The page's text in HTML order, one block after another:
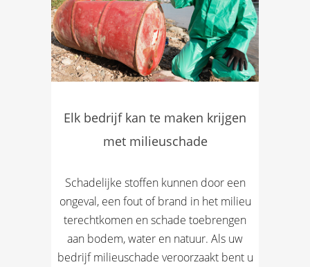
Elk bedrijf kan te maken krijgen
met milieuschade
Schadelijke stoffen kunnen door een
ongeval, een fout of brand in het milieu
terechtkomen en schade toebrengen
aan bodem, water en natuur. Als uw
bedrijf milieuschade veroorzaakt bent u